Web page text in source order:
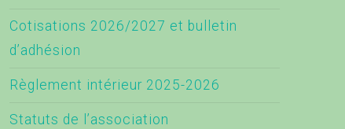
Cotisations 2026/2027 et bulletin
d’adhésion
Règlement intérieur 2025-2026
Statuts de l’association